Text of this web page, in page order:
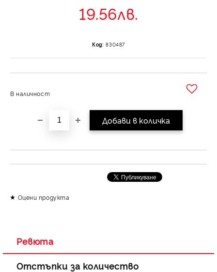
19.56лв.
Код: 830487
В наличност
Оцени продукта
Ревюта
Отстъпки за количество